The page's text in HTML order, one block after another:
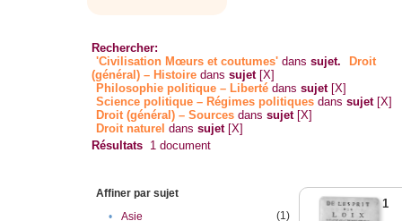
Rechercher:
'Civilisation Mœurs et coutumes' danssujet.
Droit
(général) – Histoire danssujet [X]
Philosophie politique – Liberté danssujet [X]
Science politique – Régimes politiques danssujet [X]
Droit (général) – Sources danssujet [X]
Droit naturel danssujet [X]
Résultats 1 document
Affiner par sujet
•
Asie
(1)
1